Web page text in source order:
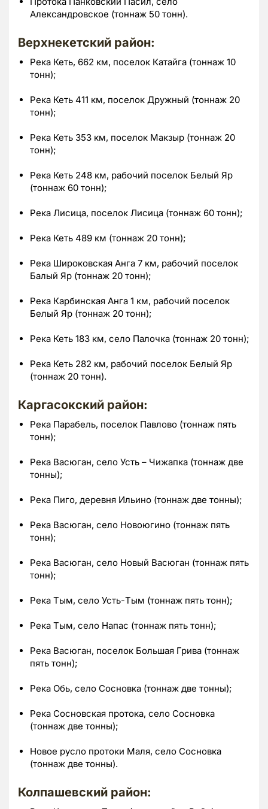
Александровское (тоннаж 50 тонн).
Верхнекетский район:
Река Кеть, 662 км, поселок Катайга (тоннаж 10
тонн);
Река Кеть 411 км, поселок Дружный (тоннаж 20
тонн);
Река Кеть 353 км, поселок Макзыр (тоннаж 20
тонн);
Река Кеть 248 км, рабочий поселок Белый Яр
(тоннаж 60 тонн);
Река Лисица, поселок Лисица (тоннаж 60 тонн);
Река Кеть 489 км (тоннаж 20 тонн);
Река Широковская Анга 7 км, рабочий поселок
Балый Яр (тоннаж 20 тонн);
Река Карбинская Анга 1 км, рабочий поселок
Белый Яр (тоннаж 20 тонн);
Река Кеть 183 км, село Палочка (тоннаж 20 тонн);
Река Кеть 282 км, рабочий поселок Белый Яр
(тоннаж 20 тонн).
Каргасокский район:
Река Парабель, поселок Павлово (тоннаж пять
тонн);
Река Васюган, село Усть – Чижапка (тоннаж две
тонны);
Река Пиго, деревня Ильино (тоннаж две тонны);
Река Васюган, село Новоюгино (тоннаж пять
тонн);
Река Васюган, село Новый Васюган (тоннаж пять
тонн);
Река Тым, село Усть-Тым (тоннаж пять тонн);
Река Тым, село Напас (тоннаж пять тонн);
Река Васюган, поселок Большая Грива (тоннаж
пять тонн);
Река Обь, село Сосновка (тоннаж две тонны);
Река Сосновская протока, село Сосновка
(тоннаж две тонны);
Новое русло протоки Маля, село Сосновка
(тоннаж две тонны).
Колпашевский район: